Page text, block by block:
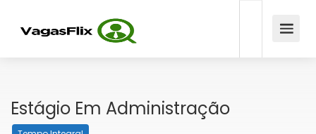
Estágio Em Administração